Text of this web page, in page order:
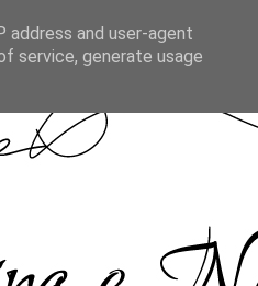
address and user-agent
service, generate usage